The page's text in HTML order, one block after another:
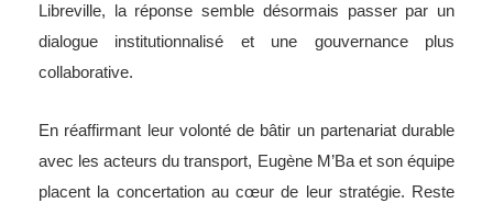
Libreville, la réponse semble désormais passer par un
dialogue institutionnalisé et une gouvernance plus
collaborative.
En réaffirmant leur volonté de bâtir un partenariat durable
avec les acteurs du transport, Eugène M’Ba et son équipe
placent la concertation au cœur de leur stratégie. Reste